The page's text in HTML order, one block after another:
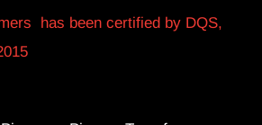
has been certified by DQS,